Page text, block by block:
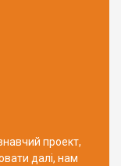
проект,
далі, нам